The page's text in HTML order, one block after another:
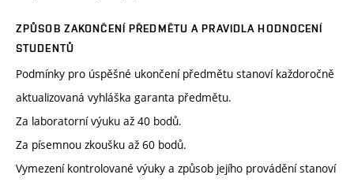
ZPŮSOB ZAKONČENÍ PŘEDMĚTU A PRAVIDLA HODNOCENÍ
STUDENTŮ
Podmínky pro úspěšné ukončení předmětu stanoví každoročně
aktualizovaná vyhláška garanta předmětu.
Za laboratorní výuku až 40 bodů.
Za písemnou zkoušku až 60 bodů.
Vymezení kontrolované výuky a způsob jejího provádění stanoví